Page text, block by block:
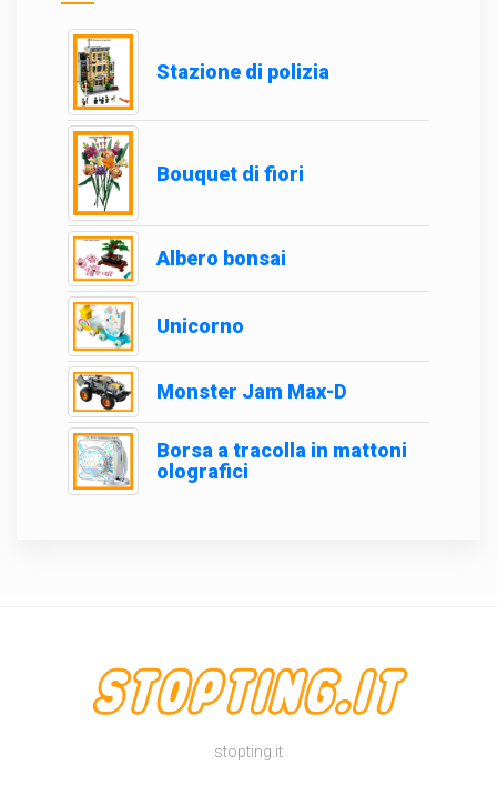
Stazione di polizia
Bouquet di fiori
Albero bonsai
Unicorno
Monster Jam Max-D
Borsa a tracolla in mattoni
olografici
stopting.it